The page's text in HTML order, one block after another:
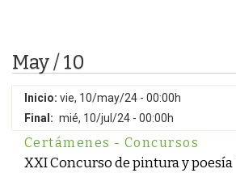
May / 10
Inicio: vie, 10/may/24 - 00:00h
Final: mié, 10/jul/24 - 00:00h
Certámenes - Concursos
XXI Concurso de pintura y poesía